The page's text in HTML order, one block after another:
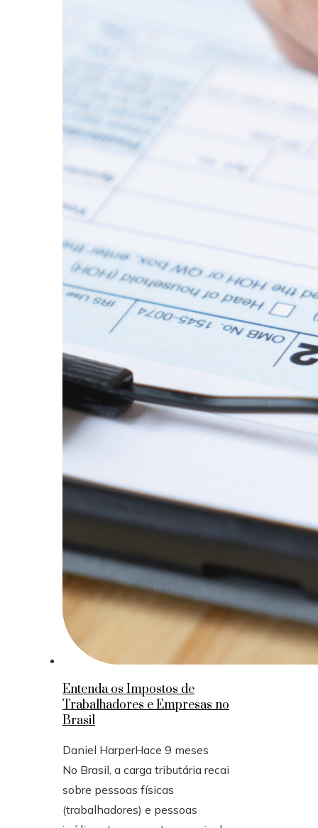
Entenda os Impostos de
Trabalhadores e Empresas no
Brasil
Daniel HarperHace 9 meses
No Brasil, a carga tributária recai
sobre pessoas físicas
(trabalhadores) e pessoas